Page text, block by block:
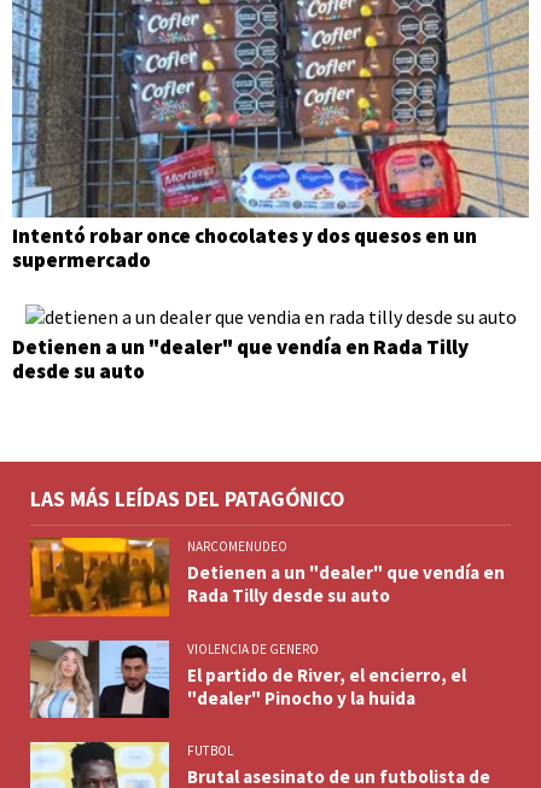
Intentó robar once chocolates y dos quesos en un
supermercado
Detienen a un "dealer" que vendía en Rada Tilly
desde su auto
LAS MÁS LEÍDAS DEL PATAGÓNICO
NARCOMENUDEO
Detienen a un "dealer" que vendía en
Rada Tilly desde su auto
VIOLENCIA DE GENERO
El partido de River, el encierro, el
"dealer" Pinocho y la huida
FUTBOL
Brutal asesinato de un futbolista de